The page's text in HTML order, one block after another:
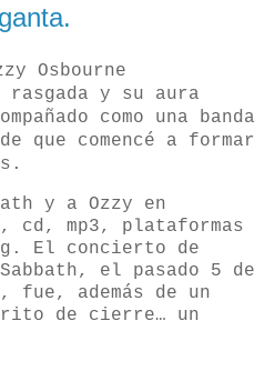
Osbourne
rasgada y su aura
como una banda
que comencé a formar
y a Ozzy en
mp3, plataformas
El concierto de
el pasado 5 de
además de un
rito de cierre… un